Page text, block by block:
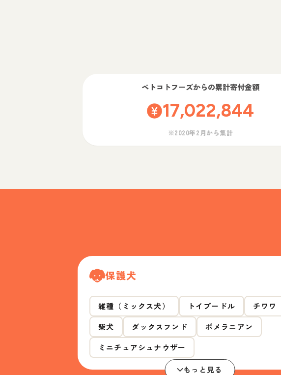
ペトコトフーズからの累計寄付金額
17,022,844
※2020年2月から集計
保護犬
雑種（ミックス犬） トイプードル
チワワ
柴犬
ダックスフンド
ポメラニアン
ミニチュアシュナウザー
もっと見る